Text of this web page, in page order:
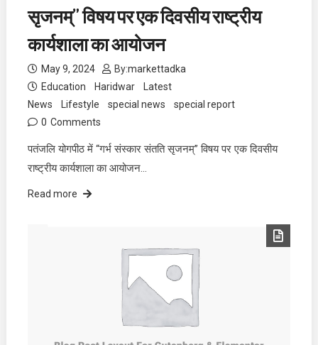
सृजनम्” विषय पर एक दिवसीय राष्ट्रीय
कार्यशाला का आयोजन
May 9, 2024 By:markettadka
Education
Haridwar
Latest
News
Lifestyle special news
special report
0 Comments
पतंजलि योगपीठ में “गर्भ संस्कार संतति सृजनम्” विषय पर एक दिवसीय
राष्ट्रीय कार्यशाला का आयोजन…
Read more